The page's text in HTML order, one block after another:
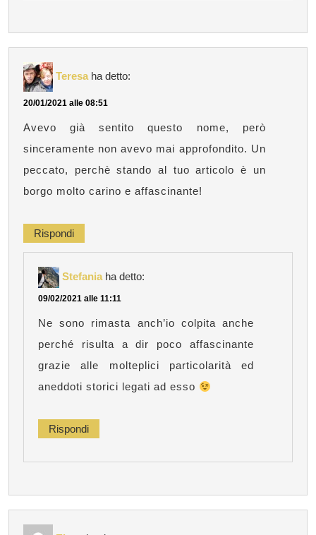
Teresa ha detto:
20/01/2021 alle 08:51
Avevo già sentito questo nome, però
sinceramente non avevo mai approfondito. Un
peccato, perchè stando al tuo articolo è un
borgo molto carino e affascinante!
Rispondi
Stefania ha detto:
09/02/2021 alle 11:11
Ne sono rimasta anch’io colpita anche
perché risulta a dir poco affascinante
grazie alle molteplici particolarità ed
aneddoti storici legati ad esso
Rispondi